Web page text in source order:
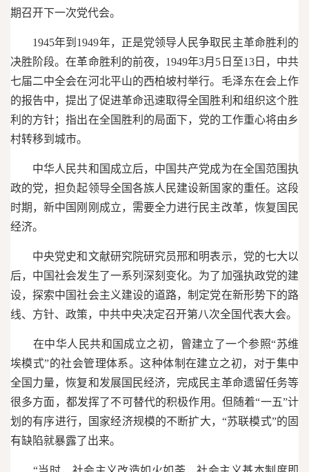
期召开下一次党代会。
1945年到1949年，正是党领导人民争取民主革命胜利的
决胜阶段。在革命胜利的前夜，1949年3月5日至13日，中共
七届二中全会在河北平山的西柏坡村举行。毛泽东在会上作
的报告中，提出了促进革命迅速取得全国胜利和组织这个胜
利的方针；指出在全国胜利的局面下，党的工作重心将由乡
村转移到城市。
中华人民共和国成立后，中国共产党成为在全国范围执
政的党，担负起领导全国各族人民建设新国家的重任。这段
时期，新中国刚刚成立，需要全力进行民主改革，恢复国民
经济。
中央党史和文献研究院研究员邢和明表示，党的七大以
后，中国社会发生了一系列深刻变化。为了加强执政党的建
设，探索中国社会主义建设的道路，制定党在新形势下的路
线、方针、政策，中共中央决定召开第八次全国代表大会。
在中华人民共和国成立之初，曾建立了一个参照“苏维
埃模式”的社会管理体系。这种体制在建立之初，对于集中
全国力量，恢复和发展国民经济，完成民主革命遗留任务等
很多方面，都发挥了不可替代的积极作用。但随着“一五”计
划的有序进行，国家经济规模的不断扩大，“苏联模式”的固
有缺陷就暴露了出来。